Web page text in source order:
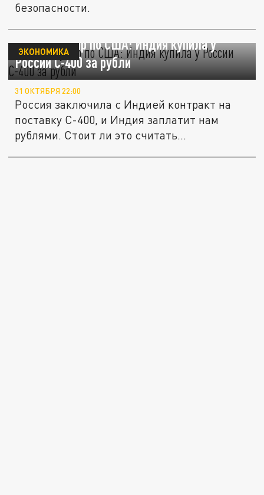
безопасности.
Двойной удар по США: Индия купила у
России С-400 за рубли
ЭКОНОМИКА
31 ОКТЯБРЯ 22:00
Россия заключила с Индией контракт на
поставку С-400, и Индия заплатит нам
рублями. Стоит ли это считать...